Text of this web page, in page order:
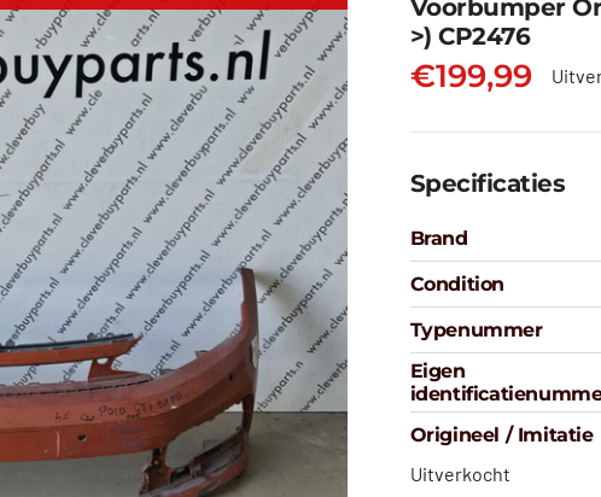
Voorbumper
>) CP2476
€199,99
Specificaties
Brand
Condition
Typenummer
Eigen
Origineel / Imitatie
Uitverkocht